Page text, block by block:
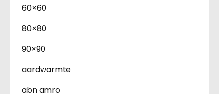
60×60
80×80
90×90
aardwarmte
abn amro